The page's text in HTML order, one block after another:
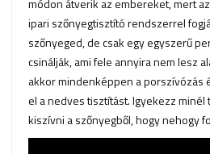
módon átverik az embereket, mert
ipari szőnyegtisztító rendszerrel
szőnyeged, de csak egy egyszerű
csinálják, ami fele annyira nem lesz
akkor mindenképpen a porszívózás
el a nedves tisztítást. Igyekezz
kiszívni a szőnyegből, hogy nehogy